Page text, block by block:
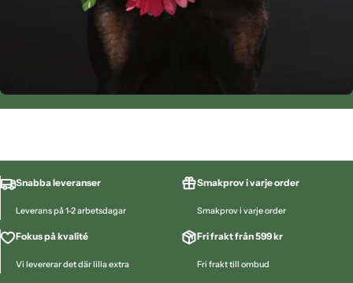
Snabba leveranser
Leverans på 1-2 arbetsdagar
Smakprov i varje order
Smakprov i varje order
Fokus på kvalité
Vi levererar det där lilla extra
Fri frakt från 599 kr
Fri frakt till ombud